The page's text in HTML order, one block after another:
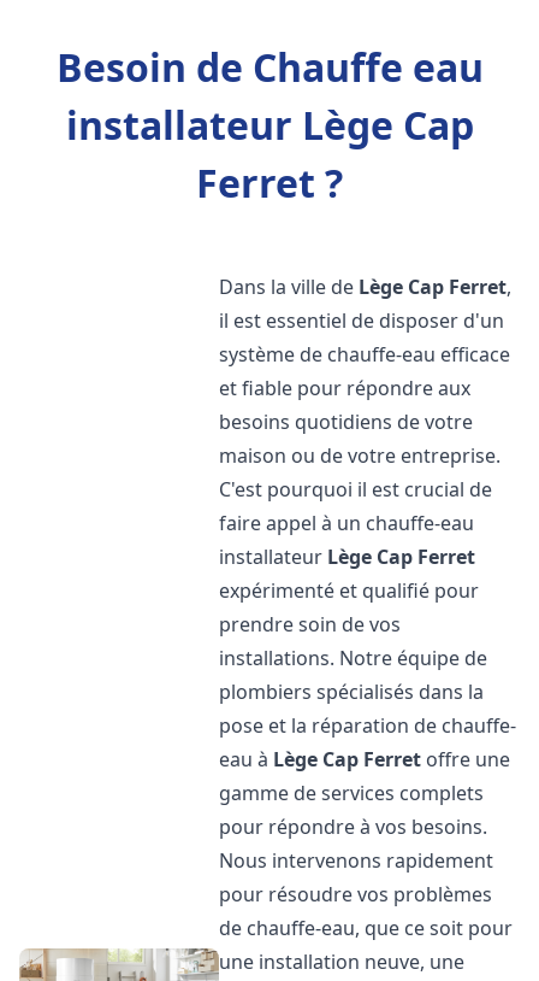
Besoin de Chauffe eau
installateur Lège Cap
Ferret ?
Dans la ville de Lège Cap Ferret,
il est essentiel de disposer d'un
système de chauffe-eau efficace
et fiable pour répondre aux
besoins quotidiens de votre
maison ou de votre entreprise.
C'est pourquoi il est crucial de
faire appel à un chauffe-eau
installateur Lège Cap Ferret
expérimenté et qualifié pour
prendre soin de vos
installations. Notre équipe de
plombiers spécialisés dans la
pose et la réparation de chauffe-
eau à Lège Cap Ferret offre une
gamme de services complets
pour répondre à vos besoins.
Nous intervenons rapidement
pour résoudre vos problèmes
de chauffe-eau, que ce soit pour
une installation neuve, une